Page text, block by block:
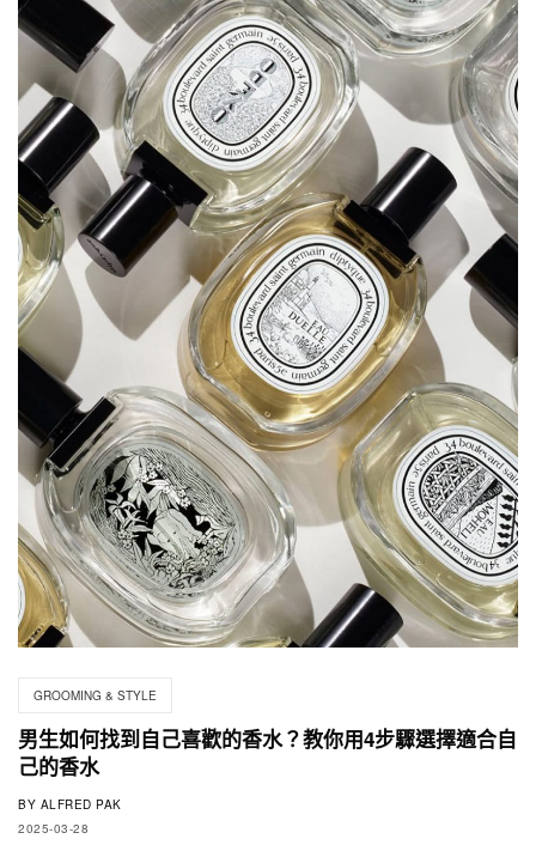
GROOMING & STYLE
男生如何找到自己喜歡的香水？教你用4步驟選擇適合自
己的香水
BY ALFRED PAK
2025-03-28